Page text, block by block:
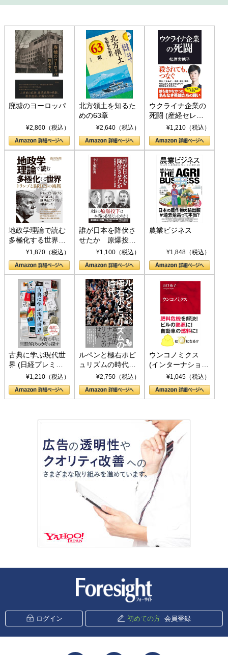
廃墟のヨーロッパ
¥2,860（税込）
北方領土を知るた
めの63章
¥2,640（税込）
ウクライナ企業の
死闘 (産経セレク
ト S 039)¥1,210（税込）
地政学理論で読む
多極化する世界：
トランプとBRICS
の挑戦
¥1,870（税込）
誰が日本を降伏さ
せたか 原爆投
下、ソ連参戦、そ
して聖断 (PHP新
書)
¥1,100（税込）
農業ビジネス
¥1,848（税込）
古典に学ぶ現代世
界 (日経プレミア
シリーズ)¥1,210（税込）
ルペンと極右ポピ
ュリズムの時代：
〈ヤヌス〉の二つ
の顔
¥2,750（税込）
ウンコノミクス
(インターナショナ
ル新書)¥1,045（税込）
ログイン 初めての方 会員登録